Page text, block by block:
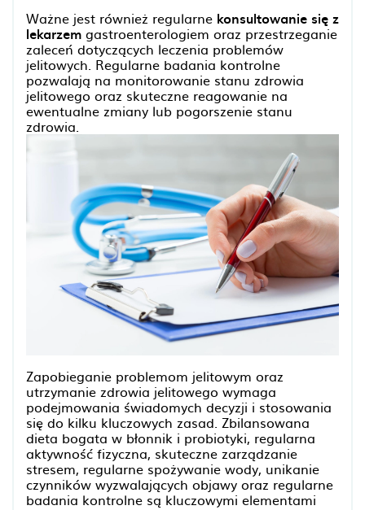
Ważne jest również regularne konsultowanie się z
lekarzem gastroenterologiem oraz przestrzeganie
zaleceń dotyczących leczenia problemów
jelitowych. Regularne badania kontrolne
pozwalają na monitorowanie stanu zdrowia
jelitowego oraz skuteczne reagowanie na
ewentualne zmiany lub pogorszenie stanu
zdrowia.
Zapobieganie problemom jelitowym oraz
utrzymanie zdrowia jelitowego wymaga
podejmowania świadomych decyzji i stosowania
się do kilku kluczowych zasad. Zbilansowana
dieta bogata w błonnik i probiotyki, regularna
aktywność fizyczna, skuteczne zarządzanie
stresem, regularne spożywanie wody, unikanie
czynników wyzwalających objawy oraz regularne
badania kontrolne są kluczowymi elementami